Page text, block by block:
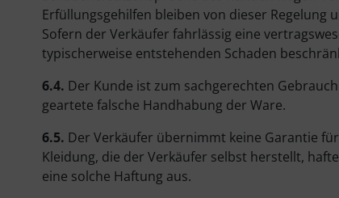
Erfüllungsgehilfen bleiben von dieser Regelung
Sofern der Verkäufer fahrlässig eine
typischerweise entstehenden Schaden
6.4. Der Kunde ist zum sachgerechten
geartete falsche Handhabung der Ware.
6.5. Der Verkäufer übernimmt keine Garantie
Kleidung, die der Verkäufer selbst herstellt,
eine solche Haftung aus.